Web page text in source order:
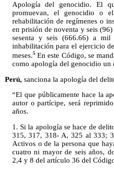
Apología del genocidio. El
promuevan, el genocidio o
rehabilitación de regímenes o
en prisión de noventa y seis
sesenta y seis (666.66) a mil
inhabilitación para el ejercicio
meses.5En este Código, se
como apología del genocidio un
Perú, sanciona la apología del
“El que públicamente hace la
autor o partícipe, será
años.
1. Si la apología se hace de
315, 317, 318- A, 325 al 333;
Activos o de la persona que
cuatro ni mayor de seis años,
2,4 y 8 del artículo 36 del